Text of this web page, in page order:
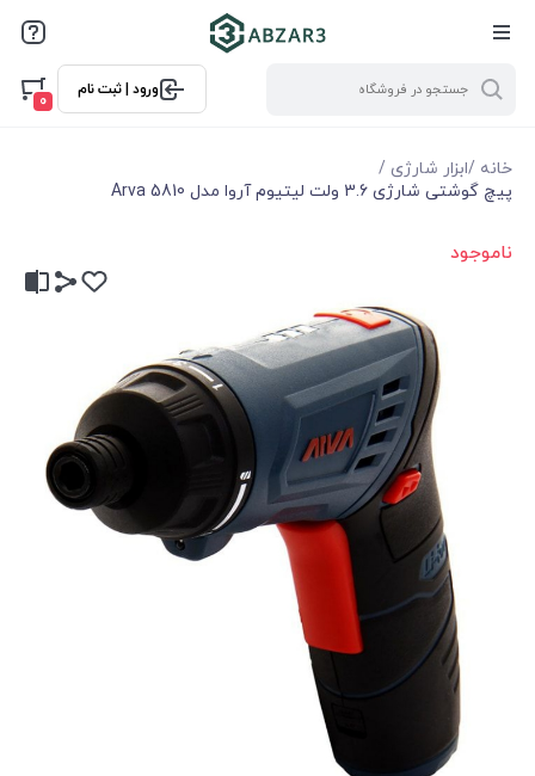
ورود | ثبت نام
0
خانه /ابزار شارژی /
پیچ گوشتی شارژی 3.6 ولت لیتیوم آروا مدل 5810 Arva
ناموجود